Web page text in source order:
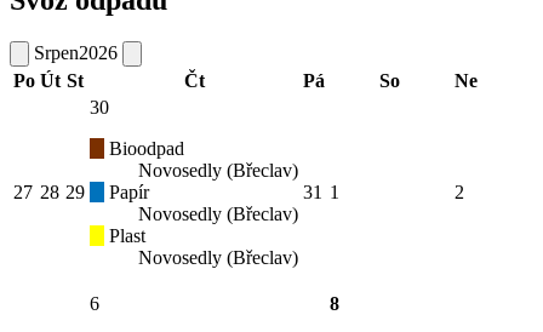
Srpen2026
Po Út St Čt Pá So Ne
27 28 29
30
Bioodpad
Novosedly (Břeclav)
Papír
Novosedly (Břeclav)
Plast
Novosedly (Břeclav)
31 1 2
6
8